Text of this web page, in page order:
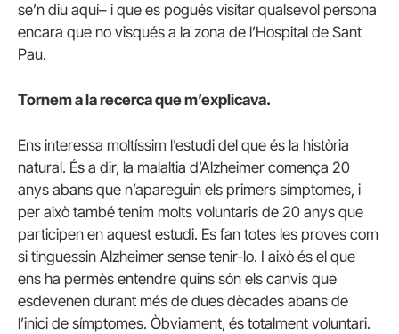
se’n diu aquí– i que es pogués visitar qualsevol persona
encara que no visqués a la zona de l’Hospital de Sant
Pau.
Tornem a la recerca que m’explicava.
Ens interessa moltíssim l’estudi del que és la història
natural. És a dir, la malaltia d’Alzheimer comença 20
anys abans que n’apareguin els primers símptomes, i
per això també tenim molts voluntaris de 20 anys que
participen en aquest estudi. Es fan totes les proves com
si tinguessin Alzheimer sense tenir-lo. I això és el que
ens ha permès entendre quins són els canvis que
esdevenen durant més de dues dècades abans de
l’inici de símptomes. Òbviament, és totalment voluntari.